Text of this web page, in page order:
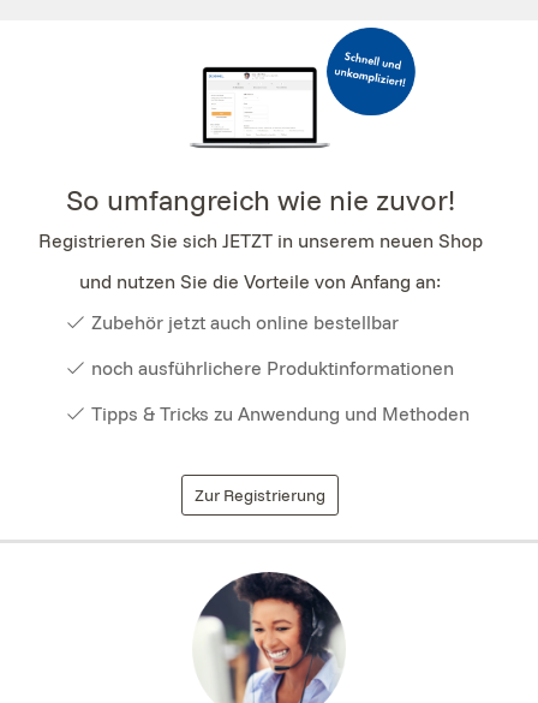
So umfangreich wie nie zuvor!
Registrieren Sie sich JETZT in unserem neuen Shop
und nutzen Sie die Vorteile von Anfang an:
Zubehör jetzt auch online bestellbar
noch ausführlichere Produktinformationen
Tipps & Tricks zu Anwendung und Methoden
Zur Registrierung